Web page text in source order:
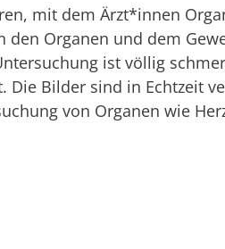
mit dem Ärzt*innen
Organen und dem
ist völlig
Die Bilder sind in Echtzeit
von Organen wie